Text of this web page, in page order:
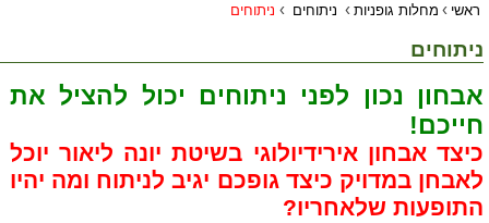
ראשי › מחלות גופניות › ניתוחים › ניתוחים
ניתוחים
אבחון נכון לפני ניתוחים יכול להציל את
חייכם!
כיצד אבחון אירידיולוגי בשיטת יונה ליאור יוכל
לאבחן במדויק כיצד גופכם יגיב לניתוח ומה יהיו
התופעות שלאחריו?